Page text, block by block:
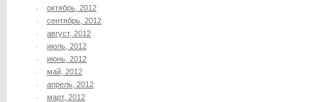
октябрь, 2012
сентябрь, 2012
август, 2012
июль, 2012
июнь, 2012
май, 2012
апрель, 2012
март, 2012